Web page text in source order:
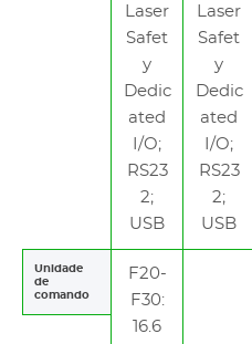
Laser
Safet
y
Dedic
ated
I/O;
RS23
2;
USB
Laser
Safet
y
Dedic
ated
I/O;
RS23
2;
USB
Unidade
de
comando
F20-
F30:
16.6